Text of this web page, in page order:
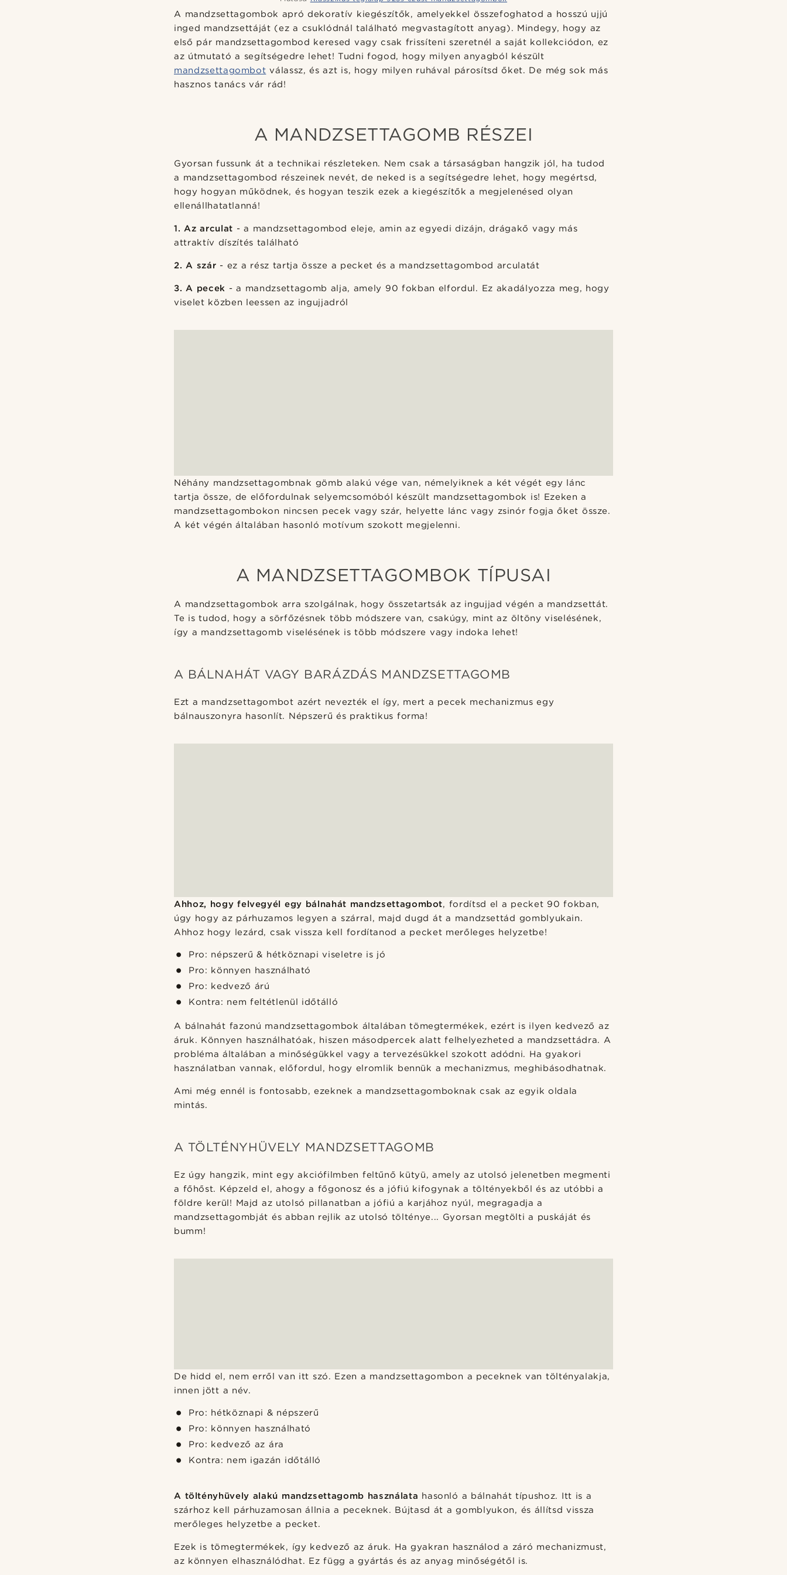
A mandzsettagombok apró dekoratív kiegészítők, amelyekkel összefoghatod a hosszú ujjú
inged mandzsettáját (ez a csuklódnál található megvastagított anyag). Mindegy, hogy az
első pár mandzsettagombod keresed vagy csak frissíteni szeretnél a saját kollekciódon, ez
az útmutató a segítségedre lehet! Tudni fogod, hogy milyen anyagból készült
mandzsettagombot válassz, és azt is, hogy milyen ruhával párosítsd őket. De még sok más
hasznos tanács vár rád!
A MANDZSETTAGOMB RÉSZEI
Gyorsan fussunk át a technikai részleteken. Nem csak a társaságban hangzik jól, ha tudod
a mandzsettagombod részeinek nevét, de neked is a segítségedre lehet, hogy megértsd,
hogy hogyan működnek, és hogyan teszik ezek a kiegészítők a megjelenésed olyan
ellenállhatatlanná!
1. Az arculat - a mandzsettagombod eleje, amin az egyedi dizájn, drágakő vagy más
attraktív díszítés található
2. A szár - ez a rész tartja össze a pecket és a mandzsettagombod arculatát
3. A pecek - a mandzsettagomb alja, amely 90 fokban elfordul. Ez akadályozza meg, hogy
viselet közben leessen az ingujjadról
Néhány mandzsettagombnak gömb alakú vége van, némelyiknek a két végét egy lánc
tartja össze, de előfordulnak selyemcsomóból készült mandzsettagombok is! Ezeken a
mandzsettagombokon nincsen pecek vagy szár, helyette lánc vagy zsinór fogja őket össze.
A két végén általában hasonló motívum szokott megjelenni.
A MANDZSETTAGOMBOK TÍPUSAI
A mandzsettagombok arra szolgálnak, hogy összetartsák az ingujjad végén a mandzsettát.
Te is tudod, hogy a sörfőzésnek több módszere van, csakúgy, mint az öltöny viselésének,
így a mandzsettagomb viselésének is több módszere vagy indoka lehet!
A BÁLNAHÁT VAGY BARÁZDÁS MANDZSETTAGOMB
Ezt a mandzsettagombot azért nevezték el így, mert a pecek mechanizmus egy
bálnauszonyra hasonlít. Népszerű és praktikus forma!
Ahhoz, hogy felvegyél egy bálnahát mandzsettagombot, fordítsd el a pecket 90 fokban,
úgy hogy az párhuzamos legyen a szárral, majd dugd át a mandzsettád gomblyukain.
Ahhoz hogy lezárd, csak vissza kell fordítanod a pecket merőleges helyzetbe!
Pro: népszerű & hétköznapi viseletre is jó
Pro: könnyen használható
Pro: kedvező árú
Kontra: nem feltétlenül időtálló
A bálnahát fazonú mandzsettagombok általában tömegtermékek, ezért is ilyen kedvező az
áruk. Könnyen használhatóak, hiszen másodpercek alatt felhelyezheted a mandzsettádra. A
probléma általában a minőségükkel vagy a tervezésükkel szokott adódni. Ha gyakori
használatban vannak, előfordul, hogy elromlik bennük a mechanizmus, meghibásodhatnak.
Ami még ennél is fontosabb, ezeknek a mandzsettagomboknak csak az egyik oldala
mintás.
A TÖLTÉNYHÜVELY MANDZSETTAGOMB
Ez úgy hangzik, mint egy akciófilmben feltűnő kütyü, amely az utolsó jelenetben megmenti
a főhőst. Képzeld el, ahogy a főgonosz és a jófiú kifogynak a töltényekből és az utóbbi a
földre kerül! Majd az utolsó pillanatban a jófiú a karjához nyúl, megragadja a
mandzsettagombját és abban rejlik az utolsó tölténye... Gyorsan megtölti a puskáját és
bumm!
De hidd el, nem erről van itt szó. Ezen a mandzsettagombon a peceknek van töltényalakja,
innen jött a név.
Pro: hétköznapi & népszerű
Pro: könnyen használható
Pro: kedvező az ára
Kontra: nem igazán időtálló
A töltényhüvely alakú mandzsettagomb használata hasonló a bálnahát típushoz. Itt is a
szárhoz kell párhuzamosan állnia a peceknek. Bújtasd át a gomblyukon, és állítsd vissza
merőleges helyzetbe a pecket.
Ezek is tömegtermékek, így kedvező az áruk. Ha gyakran használod a záró mechanizmust,
az könnyen elhasználódhat. Ez függ a gyártás és az anyag minőségétől is.